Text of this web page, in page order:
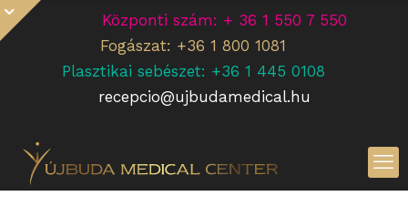
Központi szám: + 36 1 550 7 550
Fogászat: +36 1 800 1081
Plasztikai sebészet: +36 1 445 0108
recepcio@ujbudamedical.hu